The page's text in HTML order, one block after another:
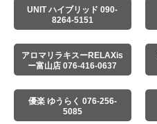
UNIT ハイブリッド 090-
8264-5151
アロマリラキスーRELAXis
ー富山店 076-416-0637
優楽 ゆうらく 076-256-
5085